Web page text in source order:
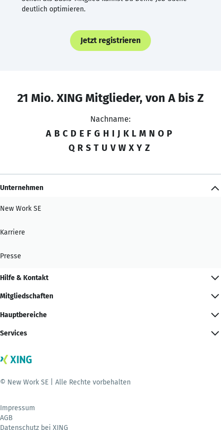
deutlich optimieren.
Jetzt registrieren
21 Mio. XING Mitglieder, von A bis Z
Nachname:
A B C D E F G H I J K L M N O P
Q R S T U V W X Y Z
Unternehmen
New Work SE
Karriere
Presse
Hilfe & Kontakt
Mitgliedschaften
Hauptbereiche
Services
© New Work SE | Alle Rechte vorbehalten
Impressum
AGB
Datenschutz bei XING